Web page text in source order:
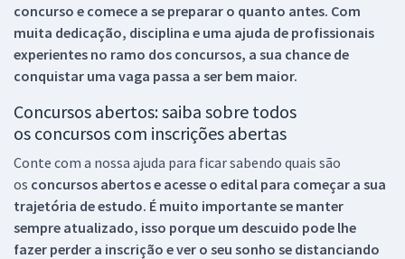
concurso e comece a se preparar o quanto antes. Com
muita dedicação, disciplina e uma ajuda de profissionais
experientes no ramo dos concursos, a sua chance de
conquistar uma vaga passa a ser bem maior.
Concursos abertos: saiba sobre todos
os concursos com inscrições abertas
Conte com a nossa ajuda para ficar sabendo quais são
os concursos abertos e acesse o edital para começar a sua
trajetória de estudo. É muito importante se manter
sempre atualizado, isso porque um descuido pode lhe
fazer perder a inscrição e ver o seu sonho se distanciando